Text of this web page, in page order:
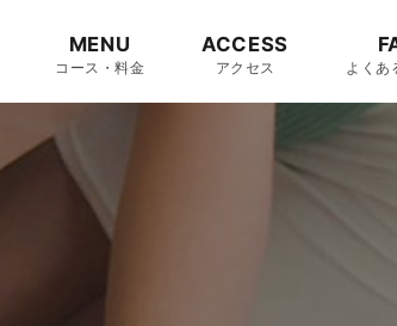
MENU
コース・料金
ACCESS
アクセス よくあ